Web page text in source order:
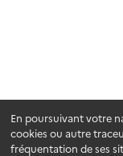
En poursuivant votre
cookies ou autre
fréquentation de ses
Plan du site